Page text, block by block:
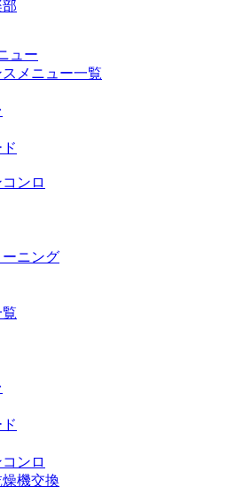
ュー
スメニュー一覧
ンロ
ニング
ンロ
機交換